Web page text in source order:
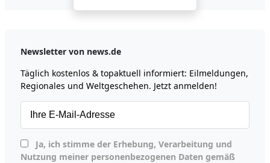
Newsletter von news.de
Täglich kostenlos & topaktuell informiert: Eilmeldungen,
Regionales und Weltgeschehen. Jetzt anmelden!
Nutzung meiner personenbezogenen Daten gemäß